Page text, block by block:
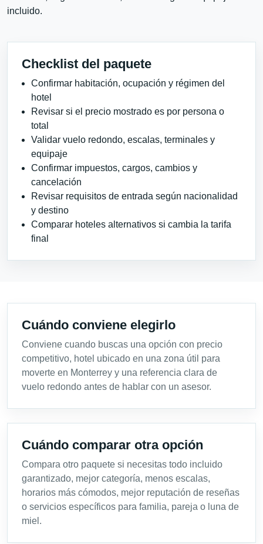
incluido.
Checklist del paquete
Confirmar habitación, ocupación y régimen del
hotel
Revisar si el precio mostrado es por persona o
total
Validar vuelo redondo, escalas, terminales y
equipaje
Confirmar impuestos, cargos, cambios y
cancelación
Revisar requisitos de entrada según nacionalidad
y destino
Comparar hoteles alternativos si cambia la tarifa
final
Cuándo conviene elegirlo
Conviene cuando buscas una opción con precio
competitivo, hotel ubicado en una zona útil para
moverte en Monterrey y una referencia clara de
vuelo redondo antes de hablar con un asesor.
Cuándo comparar otra opción
Compara otro paquete si necesitas todo incluido
garantizado, mejor categoría, menos escalas,
horarios más cómodos, mejor reputación de reseñas
o servicios específicos para familia, pareja o luna de
miel.